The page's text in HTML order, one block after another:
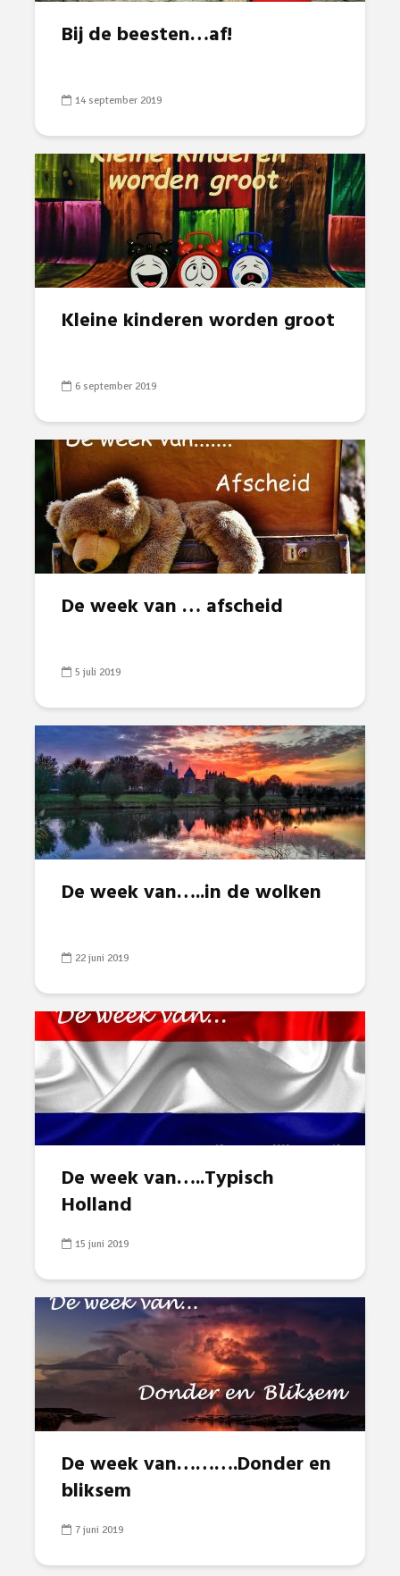
Bij de beesten…af!
14 september 2019
Kleine kinderen worden groot
6 september 2019
De week van … afscheid
5 juli 2019
De week van…..in de wolken
22 juni 2019
De week van…..Typisch
Holland
15 juni 2019
De week van……….Donder en
bliksem
7 juni 2019